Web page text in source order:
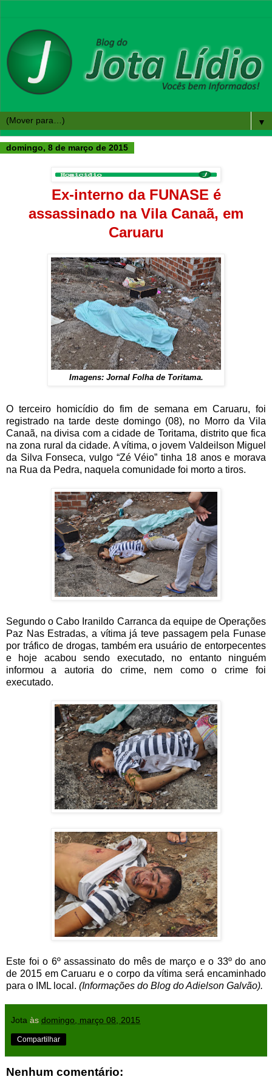
▼
domingo, 8 de março de 2015
Ex-interno da FUNASE é
assassinado na Vila Canaã, em
Caruaru
Imagens: Jornal Folha de Toritama.
O terceiro homicídio do fim de semana em Caruaru, foi
registrado na tarde deste domingo (08), no Morro da Vila
Canaã, na divisa com a cidade de Toritama, distrito que fica
na zona rural da cidade. A vítima, o jovem Valdeilson Miguel
da Silva Fonseca, vulgo “Zé Véio” tinha 18 anos e morava
na Rua da Pedra, naquela comunidade foi morto a tiros.
Segundo o Cabo Iranildo Carranca da equipe de Operações
Paz Nas Estradas, a vítima já teve passagem pela Funase
por tráfico de drogas, também era usuário de entorpecentes
e hoje acabou sendo executado, no entanto ninguém
informou a autoria do crime, nem como o crime foi
executado.
Este foi o 6º assassinato do mês de março e o 33º do ano
de 2015 em Caruaru e o corpo da vítima será encaminhado
para o IML local. (Informações do Blog do Adielson Galvão).
Jota às domingo, março 08, 2015
Compartilhar
Nenhum comentário: